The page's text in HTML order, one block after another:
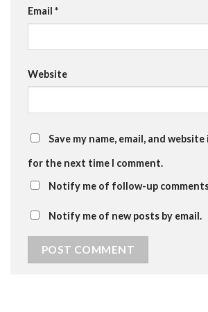
Email *
Website
Save my name, email, and
for the next time I comment.
Notify me of follow-up
Notify me of new posts by email.